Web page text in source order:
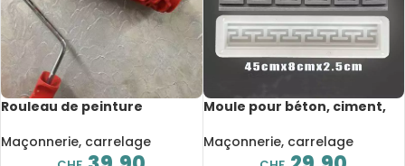
Rouleau de peinture
texture en relief,
professionnel, EG321T
Maçonnerie, carrelage
Moule pour béton, ciment,
jardin, sculpture 3D,
antidérapant, 45x8x2.5 cm
Maçonnerie, carrelage